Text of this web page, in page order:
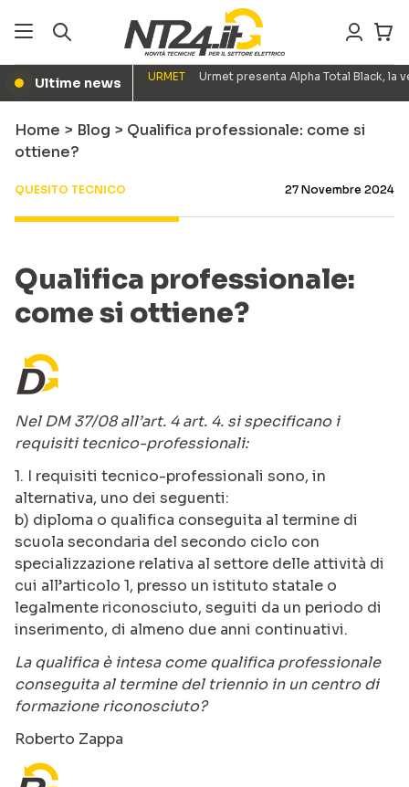
● Ultime news URMET Urmet presenta Alpha Total Black,
Home > Blog > Qualifica professionale: come si
ottiene?
QUESITO TECNICO 27 Novembre 2024
Qualifica professionale:
come si ottiene?
Nel DM 37/08 all’art. 4 art. 4. si specificano i
requisiti tecnico-professionali:
1. I requisiti tecnico-professionali sono, in
alternativa, uno dei seguenti:
b) diploma o qualifica conseguita al termine di
scuola secondaria del secondo ciclo con
specializzazione relativa al settore delle attività di
cui all’articolo 1, presso un istituto statale o
legalmente riconosciuto, seguiti da un periodo di
inserimento, di almeno due anni continuativi.
La qualifica è intesa come qualifica professionale
conseguita al termine del triennio in un centro di
formazione riconosciuto?
Roberto Zappa